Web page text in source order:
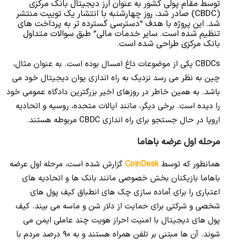
توسط مقام پولی کشور به عنوان ارز دیجیتال بانک مرکزی
(CBDC) صادر شد، روز چهارشنبه با انتشار یک توییت منتشر
شد. این پروژه با هدف “دسترسی گسترده تر به پرداخت های
تنظیم شده است. سایر خدمات مالی” طبق سوالات متداول
بانک مرکزی طراحی شده است.
CBDCs یکی از موضوعات داغ امسال بوده است. به عنوان مثال،
چین به نظر می رسد نزدیک به راه اندازی یوان دیجیتال خود می
باشد. به همین خاطر در روزهای اخیر بزرگترین دادگاه عمومی خود
را دیده است. برخی دیگر، مانند ایالات متحده، روسیه و اتحادیه
اروپا در حال جستجو برای راه اندازی CBDC مربوطه هستند.
مرحله اول عرضه باهاما
همانطور که توسطCoinDesk گزارش شده است، مرحله اول عرضه
باهاما بازیکنان بخش خصوصی مانند بانک ها و اتحادیه های
اعتباری را برای آماده سازی چک های انطباق کیف پول های
شخصی و شرکتی برای حمایت از دلار شن و ماسه می بیند. کیف
پول های دیجیتال با امنیت احراز هویت چند عاملی ایمن می
شوند. آن ها مبتنی بر تلفن همراه هستند و به 90 درصد مردم با